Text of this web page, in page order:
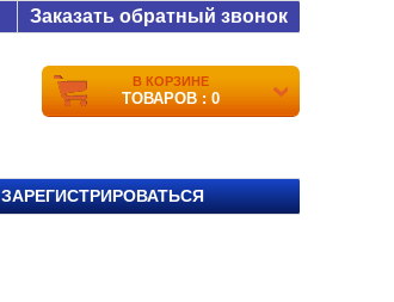
Заказать обратный звонок
В КОРЗИНЕ
ТОВАРОВ : 0
ЗАРЕГИСТРИРОВАТЬСЯ